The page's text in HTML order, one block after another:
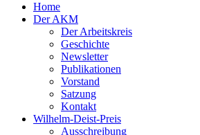
Home
Der AKM
Der Arbeitskreis
Geschichte
Newsletter
Publikationen
Vorstand
Satzung
Kontakt
Wilhelm-Deist-Preis
Ausschreibung